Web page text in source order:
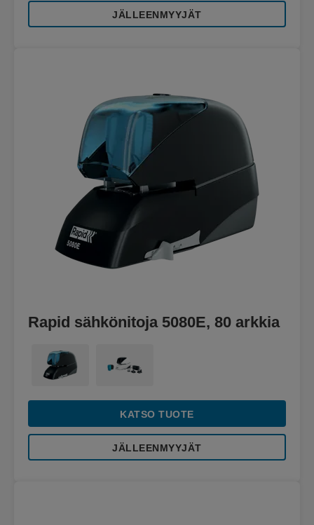
JÄLLEENMYYJÄT
Rapid sähkönitoja 5080E, 80 arkkia
KATSO TUOTE
JÄLLEENMYYJÄT